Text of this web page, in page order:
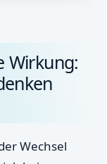
Wirkung:
Wechsel